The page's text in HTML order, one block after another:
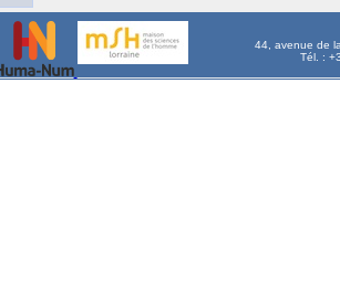
44, avenue de
Tél. :